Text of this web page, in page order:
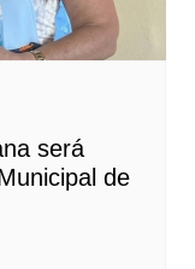
será
de